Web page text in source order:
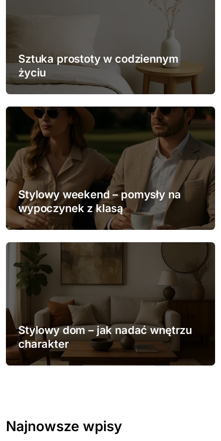
j
p
i
s
Sztuka prostoty w codziennym
życiu
Stylowy weekend – pomysły na
wypoczynek z klasą
Stylowy dom – jak nadać wnętrzu
charakter
Najnowsze wpisy